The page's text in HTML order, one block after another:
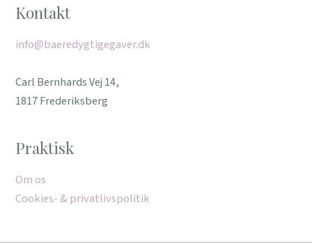
Kontakt
info@baeredygtigegaver.dk
Carl Bernhards Vej 14,
1817 Frederiksberg
Praktisk
Om os
Cookies- & privatlivspolitik